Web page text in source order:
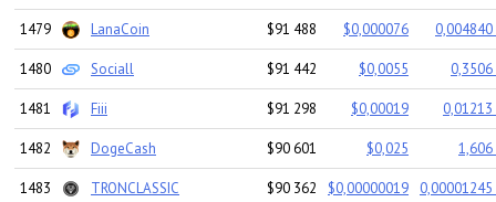
1479 LanaCoin $91 488 $0,000076 0,004840
1480 Sociall $91 442 $0,0055
1481 Fiii $91 298 $0,00019
1482 DogeCash $90 601 $0,025 1,606
1483 TRONCLASSIC $90 362 $0,00000019 0,00001245